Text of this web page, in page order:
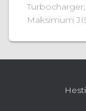
Maksimum